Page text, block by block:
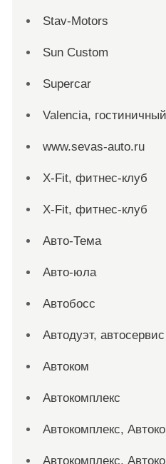
Stav-Motors
Sun Custom
Supercar
Valencia,
www.sevas-auto.ru
X-Fit, фитнес-клуб
X-Fit, фитнес-клуб
Авто-Тема
Авто-юла
Автобосс
Автодуэт, автосервис
Автоком
Автокомплекс
Автокомплекс,
Автокомплекс,